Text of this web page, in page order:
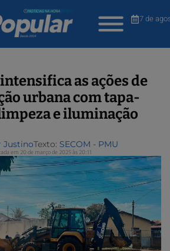
7 de
as ações de
urbana com tapa-
e iluminação
JustinoTexto: SECOM - PMU
em 20 de março de 2025 às 20:11